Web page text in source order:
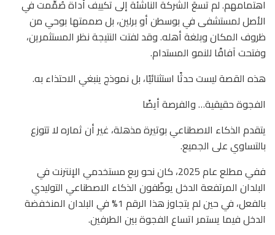
اهتمامهم. لم تسعَ الشركة الناشئة إلى تكييف أداة صُمِّمت في
الأصل لمستشفى في بوسطن أو برلين، بل صممتها بوحي من
ظروف المكان وبلغة أهله. وقد لفتت النتيجة نظر المستثمرين،
وفتحت آفاقًا للنمو المستدام.
هذه القصة ليست حدثًا استثنائيًا، بل نموذج ينبغي الاحتذاء به.
الفجوة حقيقية… والفرصة أيضًا
يتقدم الذكاء الاصطناعي بوتيرة مذهلة، غير أن ثماره لا تتوزع
بالتساوي على الجميع.
ففي مطلع عام 2025، كان نحو ربع مستخدمي الإنترنت في
البلدان المرتفعة الدخل يوظّفون الذكاء الاصطناعي التوليدي
بالفعل، في حين لم يتجاوز هذا الرقم 1% في البلدان المنخفضة
الدخل فيما يستمر اتساع الفجوة بين الطرفين.